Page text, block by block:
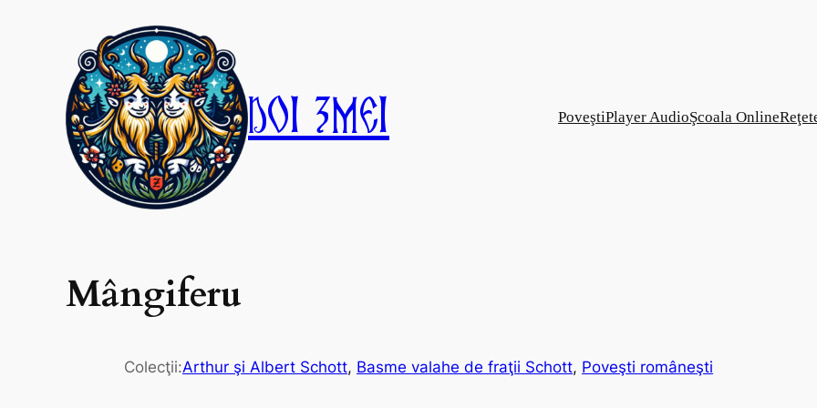
Doi Zmei PoveştiPlayer AudioŞcoala Online
Mângiferu
Colecţii:Arthur şi Albert Schott, Basme valahe de fraţii Schott, Poveşti româneşti